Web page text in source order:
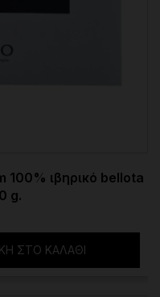
100% ιβηρικό bellota
g.
ΣΤΟ ΚΑΛΆΘΙ